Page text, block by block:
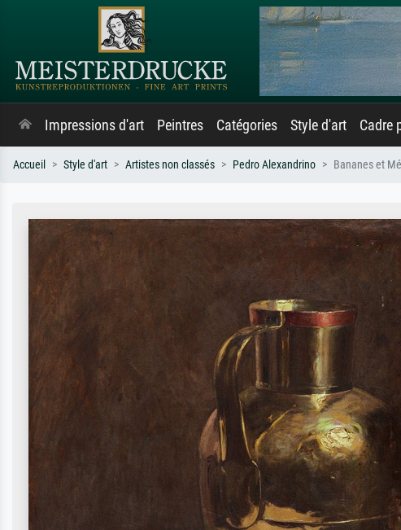
Impressions d'art Peintres Catégories Style d'art Cadre
Accueil Style d'art Artistes non classés Pedro Alexandrino Bananes et